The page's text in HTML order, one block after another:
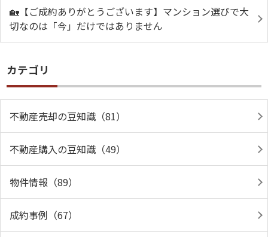
🏡【ご成約ありがとうございます】マンション選びで大
切なのは「今」だけではありません
カテゴリ
不動産売却の豆知識（81）
不動産購入の豆知識（49）
物件情報（89）
成約事例（67）